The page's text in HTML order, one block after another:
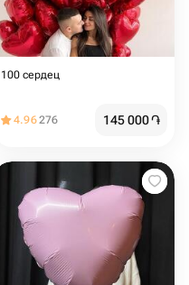
100 сердец
4.96276 145 000֏